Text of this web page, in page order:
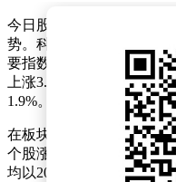
今日股市交易中，科创板
势。科创50指数表现尤为
要指数。紧随其后的是科
上涨3.4%；科创100指数
1.9%。
在板块表现方面，算力硬
个股涨停。寒武纪、芯原
均以20%的涨幅封住涨停